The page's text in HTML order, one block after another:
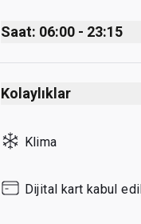
Saat: 06:00 - 23:15
Monday
Tuesday
Thursday
Friday
Kolaylıklar
Klima
Dijital kart kabul